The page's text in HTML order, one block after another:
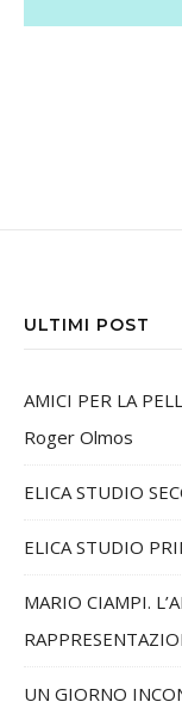
ULTIMI POST
AMICI PER LA
Roger Olmos
ELICA STUDIO
ELICA STUDIO
MARIO CIAMPI.
UN GIORNO